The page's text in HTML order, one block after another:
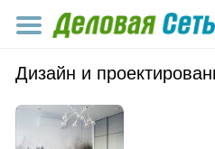
Дизайн и